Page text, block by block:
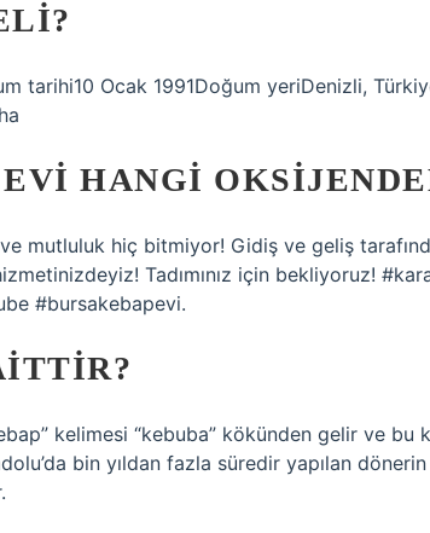
tarihi10 Ocak 1991Doğum yeriDenizli,
HANGI
mutluluk hiç bitmiyor! Gidiş ve geliş
Tadımınız için bekliyoruz!
#bursakebapevi.
kelimesi “kebuba” kökünden gelir ve bu
bin yıldan fazla süredir yapılan